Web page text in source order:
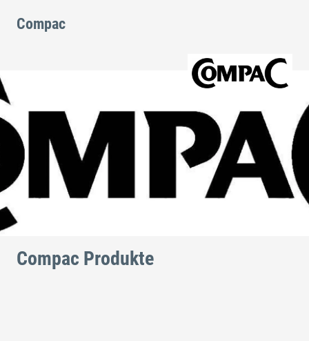
Compac
Compac Produkte